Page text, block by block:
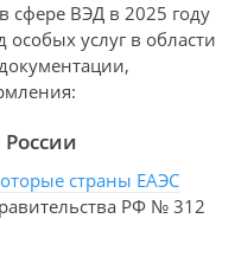
сфере ВЭД в 2025 году
услуг в области
страны ЕАЭС
РФ № 312